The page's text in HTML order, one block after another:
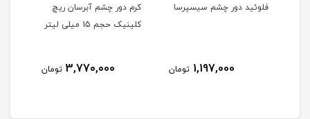
فلوئید دور چشم سیسپرسا
1,197,000 تومان
کرم دور چشم آبرسان ریچ
کلینیک حجم 15 میلی لیتر
3,770,000 تومان